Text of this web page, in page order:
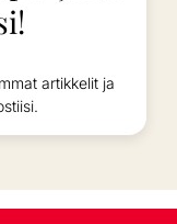
artikkelit ja